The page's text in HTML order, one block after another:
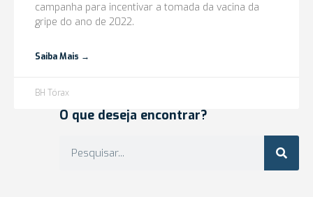
campanha para incentivar a tomada da vacina da
gripe do ano de 2022.
Saiba Mais →
BH Tórax
O que deseja encontrar?